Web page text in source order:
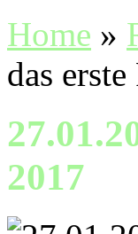
Home »
das
2017